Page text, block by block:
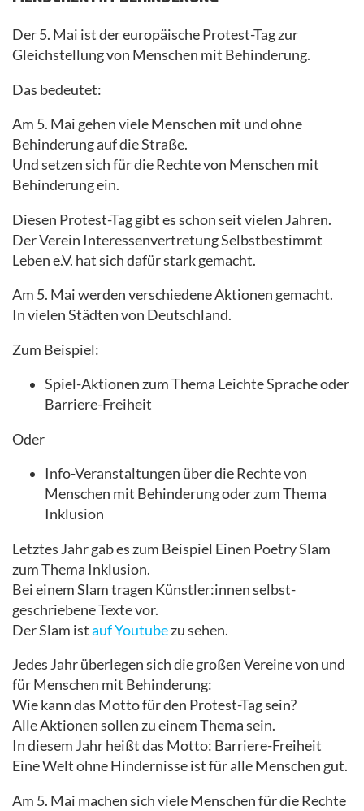
Der 5. Mai ist der europäische Protest-Tag zur
Gleichstellung von Menschen mit Behinderung.
Das bedeutet:
Am 5. Mai gehen viele Menschen mit und ohne
Behinderung auf die Straße.
Und setzen sich für die Rechte von Menschen mit
Behinderung ein.
Diesen Protest-Tag gibt es schon seit vielen Jahren.
Der Verein Interessenvertretung Selbstbestimmt
Leben e.V. hat sich dafür stark gemacht.
Am 5. Mai werden verschiedene Aktionen gemacht.
In vielen Städten von Deutschland.
Zum Beispiel:
Spiel-Aktionen zum Thema Leichte Sprache oder
Barriere-Freiheit
Oder
Info-Veranstaltungen über die Rechte von
Menschen mit Behinderung oder zum Thema
Inklusion
Letztes Jahr gab es zum Beispiel Einen Poetry Slam
zum Thema Inklusion.
Bei einem Slam tragen Künstler:innen selbst-
geschriebene Texte vor.
Der Slam istauf Youtubezu sehen.
Jedes Jahr überlegen sich die großen Vereine von und
für Menschen mit Behinderung:
Wie kann das Motto für den Protest-Tag sein?
Alle Aktionen sollen zu einem Thema sein.
In diesem Jahr heißt das Motto: Barriere-Freiheit
Eine Welt ohne Hindernisse ist für alle Menschen gut.
Am 5. Mai machen sich viele Menschen für die Rechte